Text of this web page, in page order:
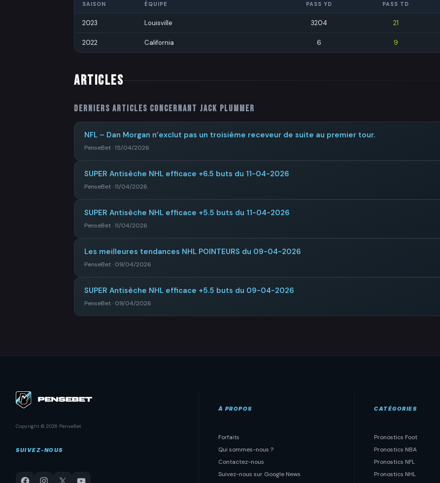
SAISON ÉQUIPE PASS YD PASS TD
2023 Louisville 3204 21
2022 California 6 9
ARTICLES
Derniers articles concernant Jack Plummer
NFL – Dan Morgan n’exclut pas un troisième receveur de suite au premier tour.
PenseBet · 15/04/2026
SUPER Antisèche NHL efficace +6.5 buts du 11-04-2026
PenseBet · 11/04/2026
SUPER Antisèche NHL efficace +5.5 buts du 11-04-2026
PenseBet · 11/04/2026
Les meilleures tendances NHL POINTEURS du 09-04-2026
PenseBet · 09/04/2026
SUPER Antisèche NHL efficace +5.5 buts du 09-04-2026
PenseBet · 09/04/2026
Copyright © 2026 PenseBet
SUIVEZ-NOUS
À PROPOS
Forfaits
Qui sommes-nous ?
Contactez-nous
Suivez-nous sur Google News
CATÉGORIES
Pronostics Foot
Pronostics NBA
Pronostics NFL
Pronostics NHL